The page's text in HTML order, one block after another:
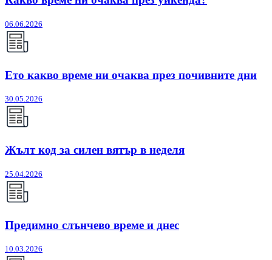
06.06.2026
Ето какво време ни очаква през почивните дни
30.05.2026
Жълт код за силен вятър в неделя
25.04.2026
Предимно слънчево време и днес
10.03.2026